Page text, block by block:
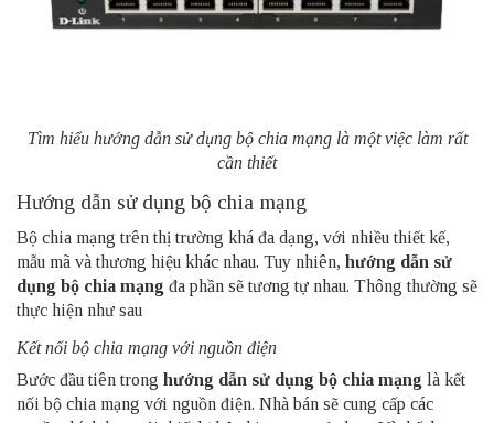
Tìm hiểu hướng dẫn sử dụng bộ chia mạng là một việc làm rất
cần thiết
Hướng dẫn sử dụng bộ chia mạng
Bộ chia mạng trên thị trường khá đa dạng, với nhiều thiết kế,
mẫu mã và thương hiệu khác nhau. Tuy nhiên, hướng dẫn sử
dụng bộ chia mạng đa phần sẽ tương tự nhau. Thông thường sẽ
thực hiện như sau
Kết nối bộ chia mạng với nguồn điện
Bước đầu tiên trong hướng dẫn sử dụng bộ chia mạng là kết
nối bộ chia mạng với nguồn điện. Nhà bán sẽ cung cấp các